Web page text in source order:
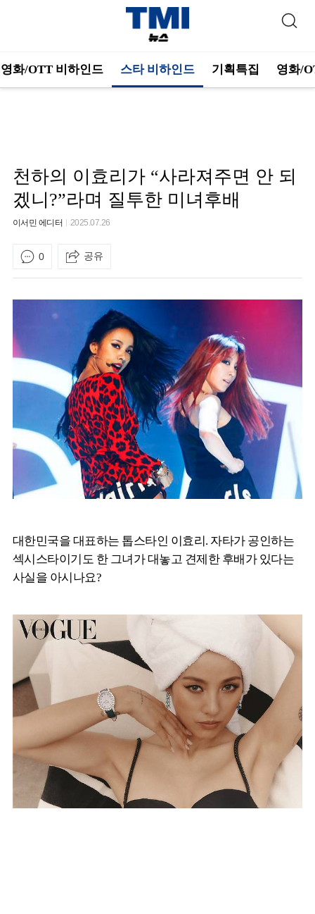
영화/OTT 비하인드 스타 비하인드 기획특집 영화/
천하의 이효리가 “사라져주면 안 되
겠니?”라며 질투한 미녀후배
이서민 에디터 2025.07.26
0 공유
대한민국을 대표하는 톱스타인 이효리. 자타가 공인하는
섹시스타이기도 한 그녀가 대놓고 견제한 후배가 있다는
사실을 아시나요?